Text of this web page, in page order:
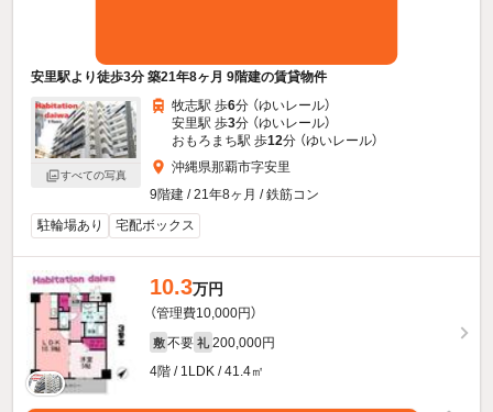
安里駅より徒歩3分 築21年8ヶ月 9階建の賃貸物件
すべての写真
牧志駅 歩6分 （ゆいレール）
安里駅 歩3分 （ゆいレール）
おもろまち駅 歩12分 （ゆいレール）
沖縄県那覇市字安里
9階建 / 21年8ヶ月 / 鉄筋コン
駐輪場あり
宅配ボックス
10.3万円
（管理費10,000円）
敷 不要 礼 200,000円
4階 / 1LDK / 41.4㎡